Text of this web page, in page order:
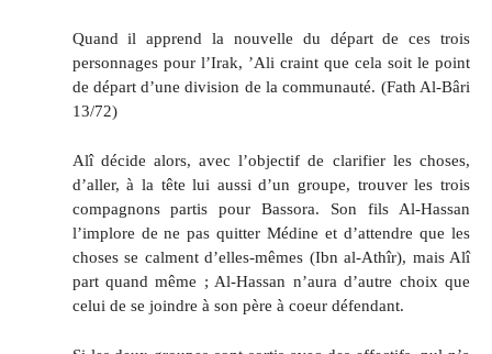
Quand il apprend la nouvelle du départ de ces trois
personnages pour l’Irak, ’Ali craint que cela soit le point
de départ d’une division de la communauté. (Fath Al-Bâri
13/72)
Alî décide alors, avec l’objectif de clarifier les choses,
d’aller, à la tête lui aussi d’un groupe, trouver les trois
compagnons partis pour Bassora. Son fils Al-Hassan
l’implore de ne pas quitter Médine et d’attendre que les
choses se calment d’elles-mêmes (Ibn al-Athîr), mais Alî
part quand même ; Al-Hassan n’aura d’autre choix que
celui de se joindre à son père à coeur défendant.